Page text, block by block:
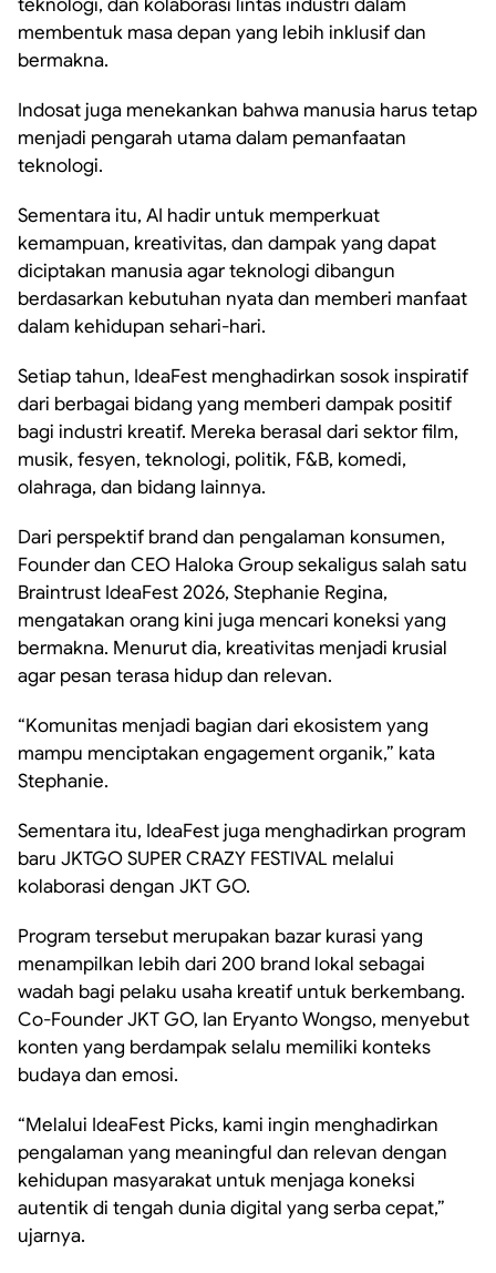
teknologi, dan kolaborasi lintas industri dalam
membentuk masa depan yang lebih inklusif dan
bermakna.
Indosat juga menekankan bahwa manusia harus tetap
menjadi pengarah utama dalam pemanfaatan
teknologi.
Sementara itu, AI hadir untuk memperkuat
kemampuan, kreativitas, dan dampak yang dapat
diciptakan manusia agar teknologi dibangun
berdasarkan kebutuhan nyata dan memberi manfaat
dalam kehidupan sehari-hari.
Setiap tahun, IdeaFest menghadirkan sosok inspiratif
dari berbagai bidang yang memberi dampak positif
bagi industri kreatif. Mereka berasal dari sektor film,
musik, fesyen, teknologi, politik, F&B, komedi,
olahraga, dan bidang lainnya.
Dari perspektif brand dan pengalaman konsumen,
Founder dan CEO Haloka Group sekaligus salah satu
Braintrust IdeaFest 2026, Stephanie Regina,
mengatakan orang kini juga mencari koneksi yang
bermakna. Menurut dia, kreativitas menjadi krusial
agar pesan terasa hidup dan relevan.
“Komunitas menjadi bagian dari ekosistem yang
mampu menciptakan engagement organik,” kata
Stephanie.
Sementara itu, IdeaFest juga menghadirkan program
baru JKTGO SUPER CRAZY FESTIVAL melalui
kolaborasi dengan JKT GO.
Program tersebut merupakan bazar kurasi yang
menampilkan lebih dari 200 brand lokal sebagai
wadah bagi pelaku usaha kreatif untuk berkembang.
Co-Founder JKT GO, Ian Eryanto Wongso, menyebut
konten yang berdampak selalu memiliki konteks
budaya dan emosi.
“Melalui IdeaFest Picks, kami ingin menghadirkan
pengalaman yang meaningful dan relevan dengan
kehidupan masyarakat untuk menjaga koneksi
autentik di tengah dunia digital yang serba cepat,”
ujarnya.